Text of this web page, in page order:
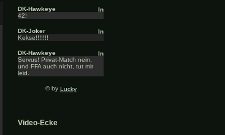
DK-Hawkeye
42!
DK-Joker
Kekse!!!!!!!
DK-Hawkeye
Servus! Privat-Match nein,
und FFA auch nicht, tut mir
leid.
© by Lucky
Video-Ecke